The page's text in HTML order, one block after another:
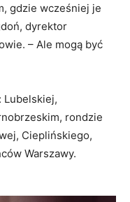
gdzie wcześniej je
dyrektor
– Ale mogą być
Lubelskiej,
rondzie
Cieplińskiego,
Warszawy.